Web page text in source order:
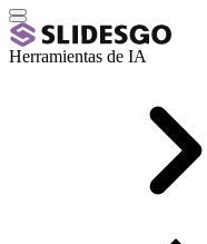
Herramientas de IA